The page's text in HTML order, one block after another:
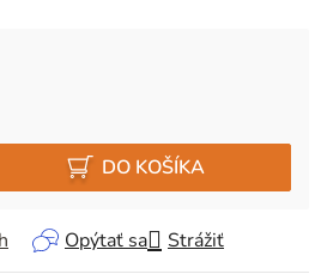
DO KOŠÍKA
Opýtať sa Strážiť